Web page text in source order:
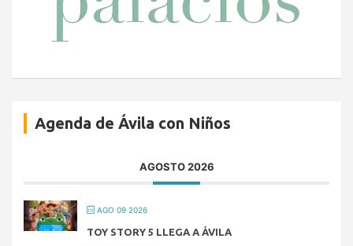
Agenda de Ávila con Niños
AGOSTO 2026
AGO 09 2026
TOY STORY 5 LLEGA A ÁVILA